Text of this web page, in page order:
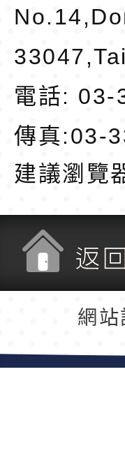
電話: 03-
傳真:03-
建議瀏覽
網